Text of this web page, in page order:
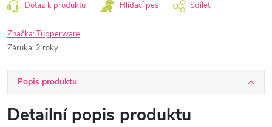
Dotaz k produktu Hlídací pes Sdílet
Značka:Tupperware
Záruka: 2 roky
Popis produktu
Detailní popis produktu